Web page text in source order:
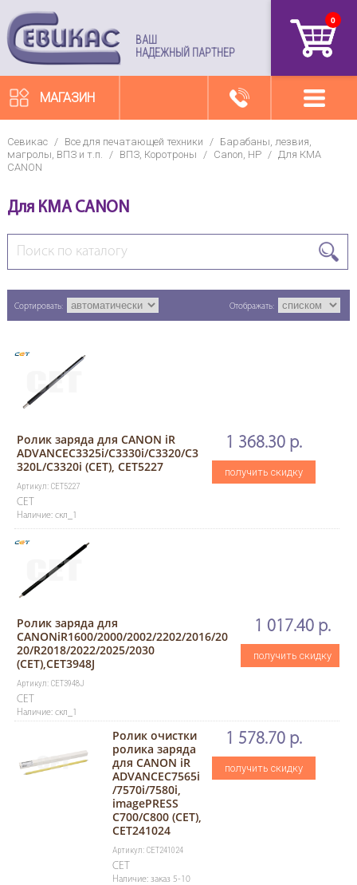
ВАШ
НАДЕЖНЫЙ ПАРТНЕР
0
МАГАЗИН
Севикас / Все для печатающей техники /
Барабаны, лезвия,
магролы, ВПЗ и т.п. / ВПЗ, Коротроны / Canon, HP / Для КМА
CANON
Для КМА CANON
Сортировать: Отображать:
Ролик заряда для CANON iR
ADVANCEC3325i/C3330i/C3320/C3
320L/C3320i (CET), CET5227
Артикул: CET5227
CET
Наличие: скл_1
1 368.30 р.
получить скидку
Ролик заряда для
CANONiR1600/2000/2002/2202/2016/20
20/R2018/2022/2025/2030
(CET),CET3948J
Артикул: CET3948J
CET
Наличие: скл_1
1 017.40 р.
получить скидку
Ролик очистки
ролика заряда
для CANON iR
ADVANCEC7565i
/7570i/7580i,
imagePRESS
C700/C800 (CET),
CET241024
Артикул: CET241024
CET
Наличие: заказ 5-10
1 578.70 р.
получить скидку